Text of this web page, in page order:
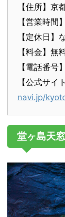
【住所】京
【営業時間
【定休日】
【料金】無
【電話番号
【公式サイ
navi.jp/
堂ヶ島天